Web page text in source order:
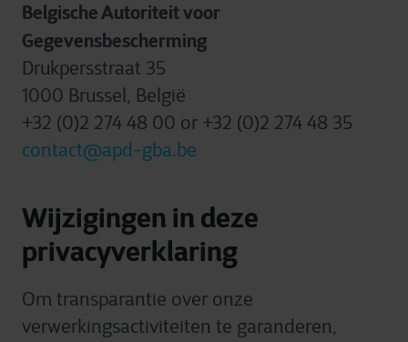
Belgische Autoriteit voor
Gegevensbescherming
Drukpersstraat 35
1000 Brussel, België
+32 (0)2 274 48 00 or +32 (0)2 274 48 35
contact@apd-gba.be
Wijzigingen in deze
privacyverklaring
Om transparantie over onze
verwerkingsactiviteiten te garanderen,